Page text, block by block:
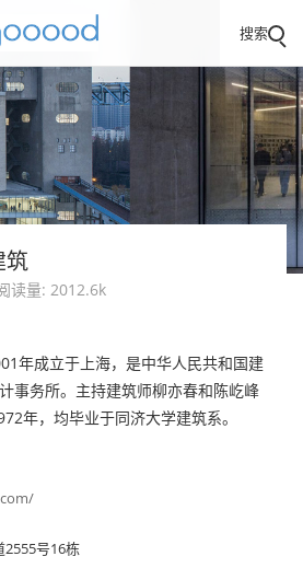
搜索
筑
读量: 2012.6k
年成立于上海，是中华人民共和国建
事务所。主持建筑师柳亦春和陈屹峰
年，均毕业于同济大学建筑系。
2555号16栋